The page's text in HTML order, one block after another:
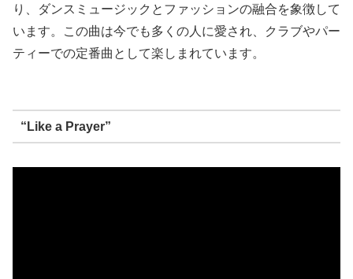
り、ダンスミュージックとファッションの融合を象徴して
います。この曲は今でも多くの人に愛され、クラブやパー
ティーでの定番曲として楽しまれています。
“Like a Prayer”